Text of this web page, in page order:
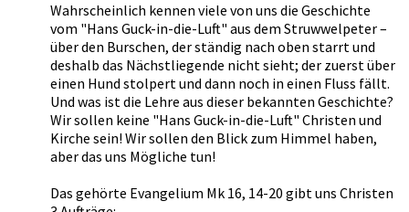
Wahrscheinlich kennen viele von uns die Geschichte
vom "Hans Guck-in-die-Luft" aus dem Struwwelpeter –
über den Burschen, der ständig nach oben starrt und
deshalb das Nächstliegende nicht sieht; der zuerst über
einen Hund stolpert und dann noch in einen Fluss fällt.
Und was ist die Lehre aus dieser bekannten Geschichte?
Wir sollen keine "Hans Guck-in-die-Luft" Christen und
Kirche sein! Wir sollen den Blick zum Himmel haben,
aber das uns Mögliche tun!
Das gehörte Evangelium Mk 16, 14-20 gibt uns Christen